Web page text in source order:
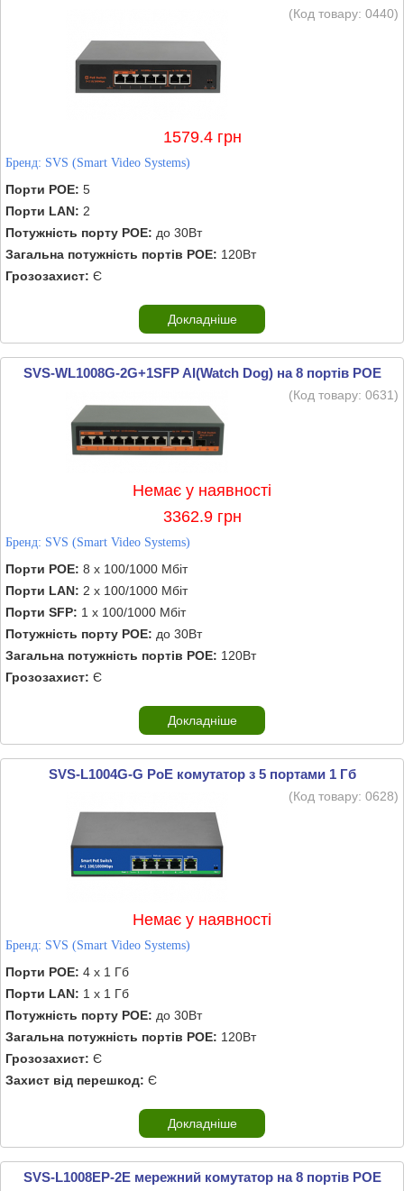
(Код товару: 0440)
1579.4 грн
Бренд: SVS (Smart Video Systems)
Порти POE: 5
Порти LAN: 2
Потужність порту POE: до 30Вт
Загальна потужність портів POE: 120Вт
Грозозахист: Є
Докладніше
SVS-WL1008G-2G+1SFP AI(Watch Dog) на 8 портів POE
(Код товару: 0631)
Немає у наявності
3362.9 грн
Бренд: SVS (Smart Video Systems)
Порти POE: 8 х 100/1000 Мбіт
Порти LAN: 2 х 100/1000 Мбіт
Порти SFP: 1 х 100/1000 Мбіт
Потужність порту POE: до 30Вт
Загальна потужність портів POE: 120Вт
Грозозахист: Є
Докладніше
SVS-L1004G-G PoE комутатор з 5 портами 1 Гб
(Код товару: 0628)
Немає у наявності
Бренд: SVS (Smart Video Systems)
Порти POE: 4 х 1 Гб
Порти LAN: 1 х 1 Гб
Потужність порту POE: до 30Вт
Загальна потужність портів POE: 120Вт
Грозозахист: Є
Захист від перешкод: Є
Докладніше
SVS-L1008EP-2E мережний комутатор на 8 портів POE